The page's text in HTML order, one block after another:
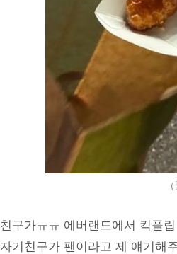
친구가ㅠㅠ 에버랜드에서 킥플
자기친구가 팬이라고 제 얘기해